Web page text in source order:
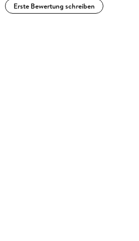
Erste Bewertung schreiben